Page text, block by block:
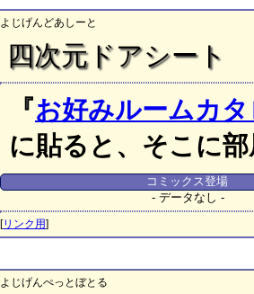
よじげんどあしーと
四次元ドアシート
『お好みルームカ
に貼ると、そこに
コミックス登場
- データなし -
[リンク用]
よじげんぺっとぼとる